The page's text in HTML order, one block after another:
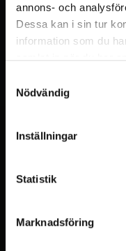
annons- och
Dessa kan i sin tur
information som du
samlat in när du har
Nödvändig
Inställningar
Statistik
Marknadsföring